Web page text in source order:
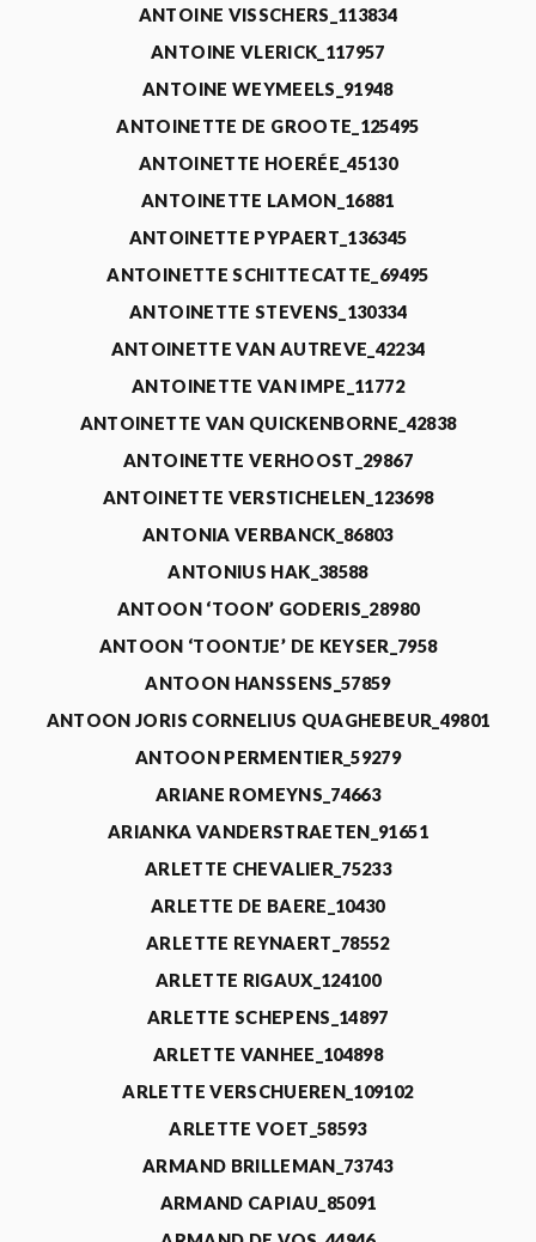
ANTOINE VISSCHERS_113834
ANTOINE VLERICK_117957
ANTOINE WEYMEELS_91948
ANTOINETTE DE GROOTE_125495
ANTOINETTE HOERÉE_45130
ANTOINETTE LAMON_16881
ANTOINETTE PYPAERT_136345
ANTOINETTE SCHITTECATTE_69495
ANTOINETTE STEVENS_130334
ANTOINETTE VAN AUTREVE_42234
ANTOINETTE VAN IMPE_11772
ANTOINETTE VAN QUICKENBORNE_42838
ANTOINETTE VERHOOST_29867
ANTOINETTE VERSTICHELEN_123698
ANTONIA VERBANCK_86803
ANTONIUS HAK_38588
ANTOON ‘TOON’ GODERIS_28980
ANTOON ‘TOONTJE’ DE KEYSER_7958
ANTOON HANSSENS_57859
ANTOON JORIS CORNELIUS QUAGHEBEUR_49801
ANTOON PERMENTIER_59279
ARIANE ROMEYNS_74663
ARIANKA VANDERSTRAETEN_91651
ARLETTE CHEVALIER_75233
ARLETTE DE BAERE_10430
ARLETTE REYNAERT_78552
ARLETTE RIGAUX_124100
ARLETTE SCHEPENS_14897
ARLETTE VANHEE_104898
ARLETTE VERSCHUEREN_109102
ARLETTE VOET_58593
ARMAND BRILLEMAN_73743
ARMAND CAPIAU_85091